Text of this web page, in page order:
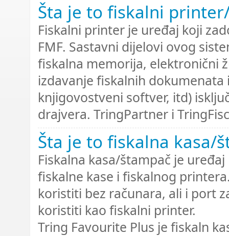
Šta je to fiskalni
Fiskalni printer je uređaj koji
FMF. Sastavni dijelovi ovog
fiskalna memorija, elektronični
izdavanje fiskalnih dokumenata
knjigovostveni softver, itd)
drajvera. TringPartner i
Šta je to fiskalna kasa/
Fiskalna kasa/štampač je
fiskalne kase i fiskalnog
koristiti bez računara, ali i port
koristiti kao fiskalni printer.
Tring Favourite Plus je fiskaln